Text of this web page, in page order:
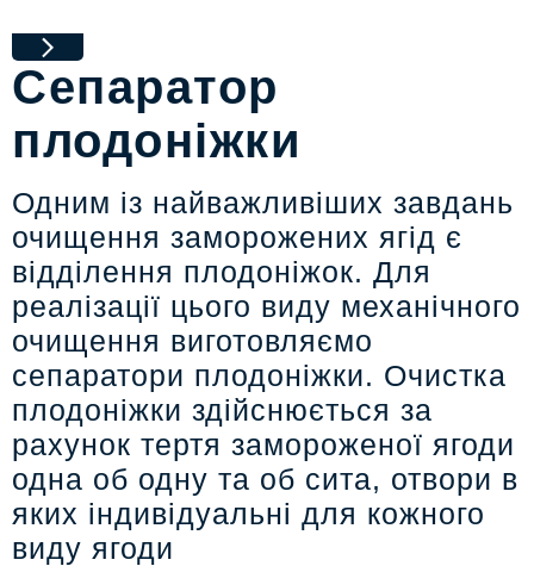
Сепаратор
плодоніжки
Одним із найважливіших завдань
очищення заморожених ягід є
відділення плодоніжок. Для
реалізації цього виду механічного
очищення виготовляємо
сепаратори плодоніжки. Очистка
плодоніжки здійснюється за
рахунок тертя замороженої ягоди
одна об одну та об сита, отвори в
яких індивідуальні для кожного
виду ягоди